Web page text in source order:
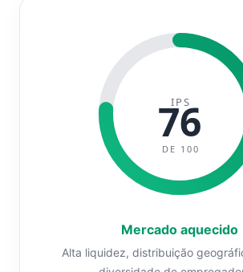
IPS
76
DE 100
Mercado aquecido
Alta liquidez, distribuição